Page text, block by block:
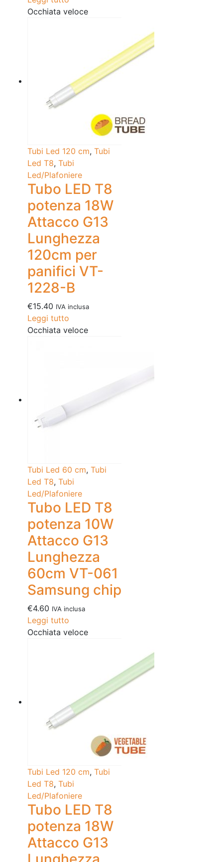
Occhiata veloce
Tubi Led 120 cm, Tubi
Led T8, Tubi
Led/Plafoniere
Tubo LED T8
potenza 18W
Attacco G13
Lunghezza
120cm per
panifici VT-
1228-B
€15.40 IVA inclusa
Leggi tutto
Occhiata veloce
Tubi Led 60 cm, Tubi
Led T8, Tubi
Led/Plafoniere
Tubo LED T8
potenza 10W
Attacco G13
Lunghezza
60cm VT-061
Samsung chip
€4.60 IVA inclusa
Leggi tutto
Occhiata veloce
Tubi Led 120 cm, Tubi
Led T8, Tubi
Led/Plafoniere
Tubo LED T8
potenza 18W
Attacco G13